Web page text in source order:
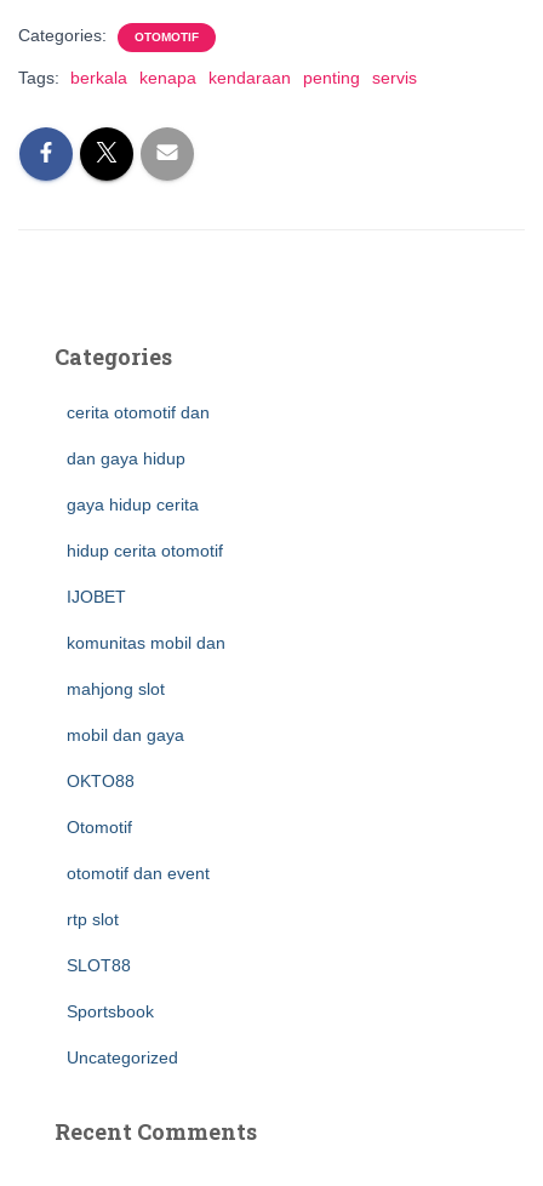
Categories: OTOMOTIF
Tags: berkala kenapa kendaraan penting servis
Categories
cerita otomotif dan
dan gaya hidup
gaya hidup cerita
hidup cerita otomotif
IJOBET
komunitas mobil dan
mahjong slot
mobil dan gaya
OKTO88
Otomotif
otomotif dan event
rtp slot
SLOT88
Sportsbook
Uncategorized
Recent Comments